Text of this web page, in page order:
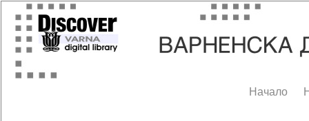
Начало